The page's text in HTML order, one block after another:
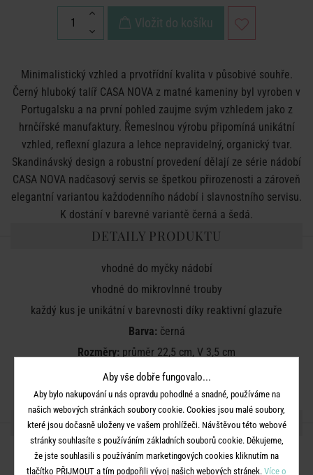
Vložit do košíku
Minimalistický vzhled a prvotřídní kvalita v působivé souhře.
Černý hluboký talíř CASA NOVA z matné kameniny byl vyroben v
Portugalsku a na první pohled zaujme svým vzhledem jako z
hrnčířské manufaktury. Řemeslnou výrobu připomíná unikátní
vzhled, reflexní glazura a lehce nepravidelný, organický tvar.
Skandinávský design a robustní provedení dělají ze série nádobí
CASA NOVA nadčasový servis se špetkou přirozenosti a zároveň
elegantní variantou každodenního nádobí i slavnostního servisu.
K dostání v barevné variantě černá a šedá.
DETAILY PRODUKTU
vhodné do myčky nádobí
vhodné do mikrovlnné trouby
každý kus je unikátní v barevnosti díky reaktivní glazuře
Barva:černá
Rozměry: průměr 22,5 cm, V 3,5 cm
Materiál:kamenina, reaktivní glazura
SDÍLEJTE S PŘÁTELI
Aby vše dobře fungovalo...
Aby bylo nakupování u nás opravdu pohodlné a snadné, používáme na
našich webových stránkách soubory cookie. Cookies jsou malé soubory,
které jsou dočasně uloženy ve vašem prohlížeči. Návštěvou této webové
stránky souhlasíte s používáním základních souborů cookie. Děkujeme,
že jste souhlasili s používáním marketingových cookies kliknutím na
tlačítko PŘIJMOUT a tím podpořili vývoj našich webových stránek. Více o